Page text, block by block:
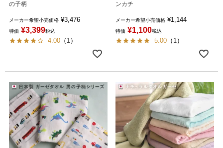
の子柄
メーカー希望小売価格 ¥3,476
特価 ¥3,399税込
4.00 （ 1）
ンカチ
メーカー希望小売価格 ¥1,144
特価 ¥1,100税込
5.00 （ 1）